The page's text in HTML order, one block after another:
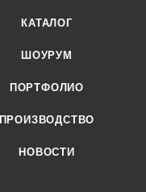
КАТАЛОГ
ШОУРУМ
ПОРТФОЛИО
ПРОИЗВОДСТВО
НОВОСТИ